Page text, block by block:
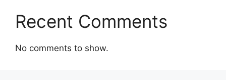
Recent Comments
No comments to show.